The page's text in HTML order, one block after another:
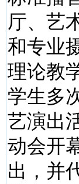
厅、艺
和专业
理论教
学生多
艺演出
动会开
出，并